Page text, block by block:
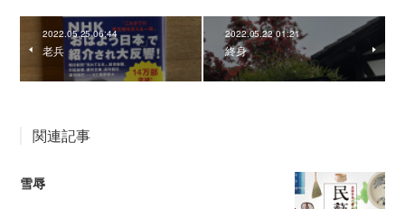
2022.05.25 06:44
老兵
2022.05.22 01:21
終身
関連記事
雪辱